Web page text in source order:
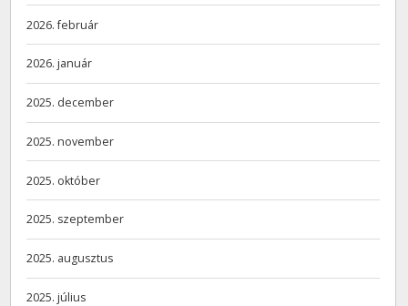
2026. február
2026. január
2025. december
2025. november
2025. október
2025. szeptember
2025. augusztus
2025. július